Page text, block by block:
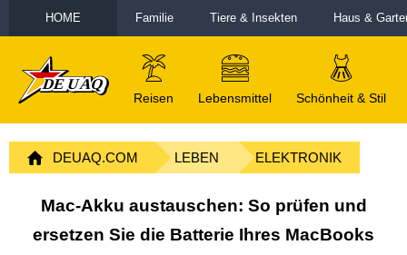
HOME Familie Tiere & Insekten Haus &
Reisen Lebensmittel Schönheit & Stil
DEUAQ.COM LEBEN ELEKTRONIK
Mac-Akku austauschen: So prüfen und
ersetzen Sie die Batterie Ihres MacBooks